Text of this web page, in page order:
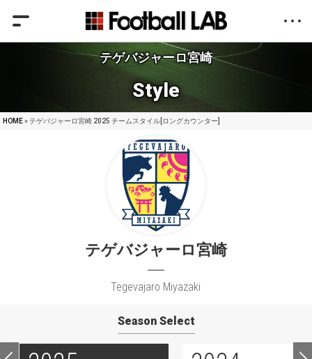
テゲバジャーロ宮崎
Style
HOME» テゲバジャーロ宮崎 2025 チームスタイル[ロングカウンター]
テゲバジャーロ宮崎
Tegevajaro Miyazaki
Season Select